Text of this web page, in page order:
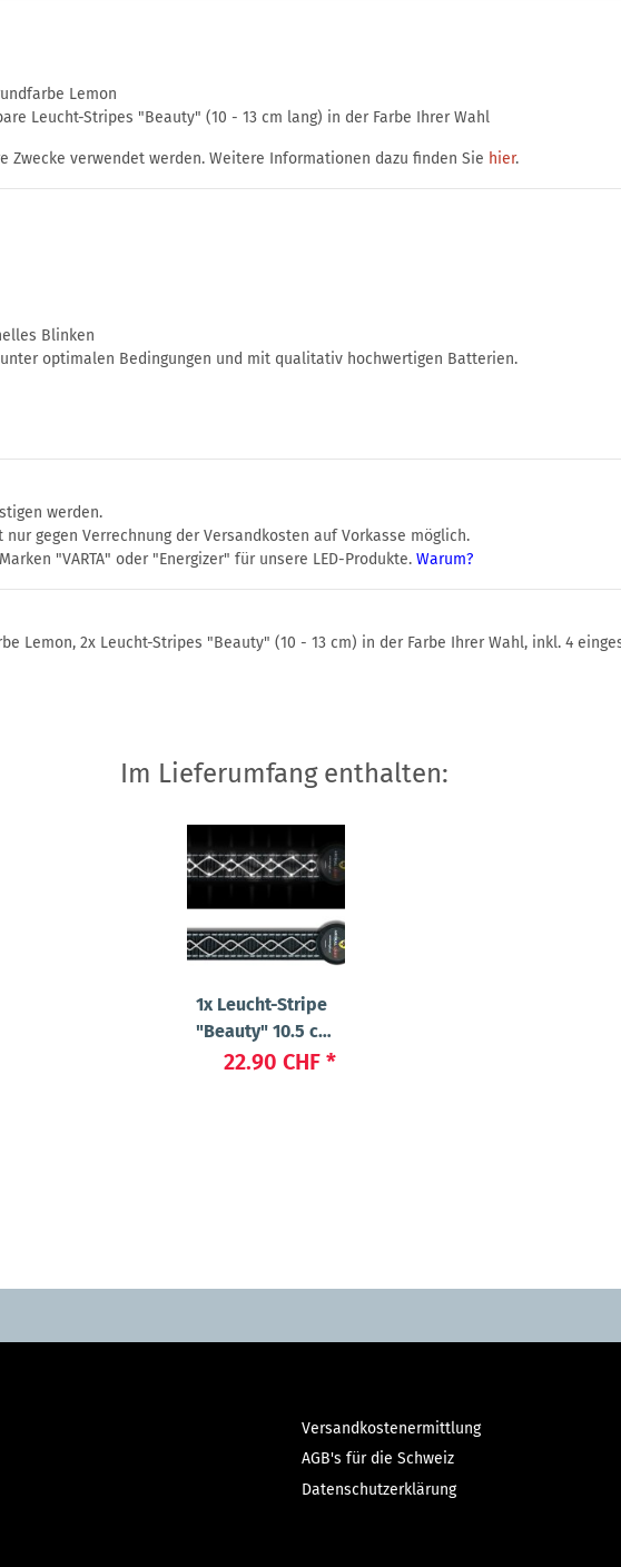
Lemon
Leucht-Stripes "Beauty" (10 - 13 cm lang) in der Farbe Ihrer Wahl
Zwecke verwendet werden. Weitere Informationen dazu finden Sie hier.
Blinken
optimalen Bedingungen und mit qualitativ hochwertigen Batterien.
werden.
gegen Verrechnung der Versandkosten auf Vorkasse möglich.
"VARTA" oder "Energizer" für unsere LED-Produkte. Warum?
Lemon, 2x Leucht-Stripes "Beauty" (10 - 13 cm) in der Farbe Ihrer Wahl, inkl. 4
Im Lieferumfang enthalten:
1x Leucht-Stripe
"Beauty" 10.5 cm
Weiss22.90 CHF *
Versandkostenermittlung
AGB's für die Schweiz
Datenschutzerklärung